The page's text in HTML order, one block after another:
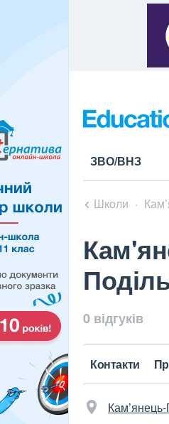
ЗВО/ВНЗ
Школи
0 відгуків
Контакти